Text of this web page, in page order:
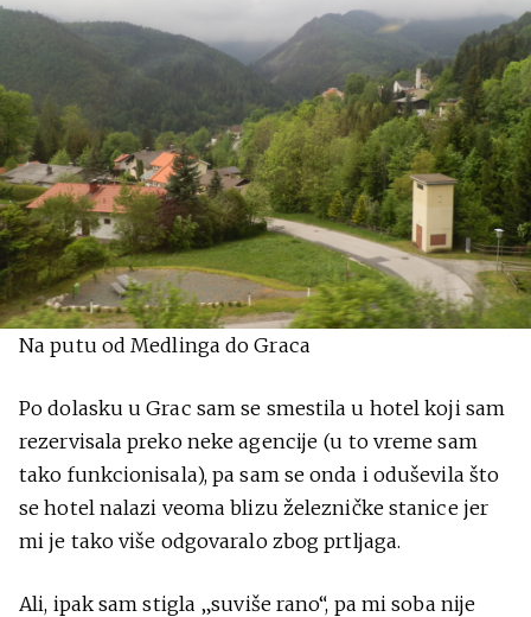
Na putu od Medlinga do Graca
Po dolasku u Grac sam se smestila u hotel koji sam
rezervisala preko neke agencije (u to vreme sam
tako funkcionisala), pa sam se onda i oduševila što
se hotel nalazi veoma blizu železničke stanice jer
mi je tako više odgovaralo zbog prtljaga.
Ali, ipak sam stigla „suviše rano“, pa mi soba nije